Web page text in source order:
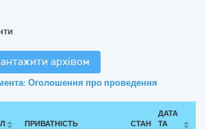
архівом
Оголошення про проведення
ПРИВАТНІСТЬ СТАН
ДАТА
ТА